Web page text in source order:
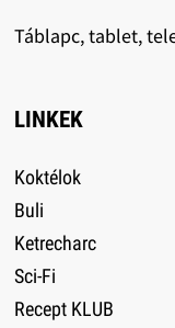
Táblapc, tablet,
LINKEK
Koktélok
Buli
Ketrecharc
Sci-Fi
Recept KLUB